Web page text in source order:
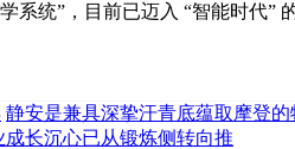
系统”，目前已迈入 “智能时代”
静安是兼具深挚汗青底蕴取摩登的
成长沉心已从锻炼侧转向推